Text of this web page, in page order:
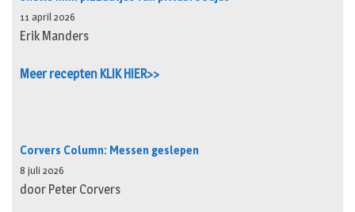
11 april 2026
Erik Manders
Meer recepten KLIK HIER>>
Corvers Column: Messen geslepen
8 juli 2026
door Peter Corvers